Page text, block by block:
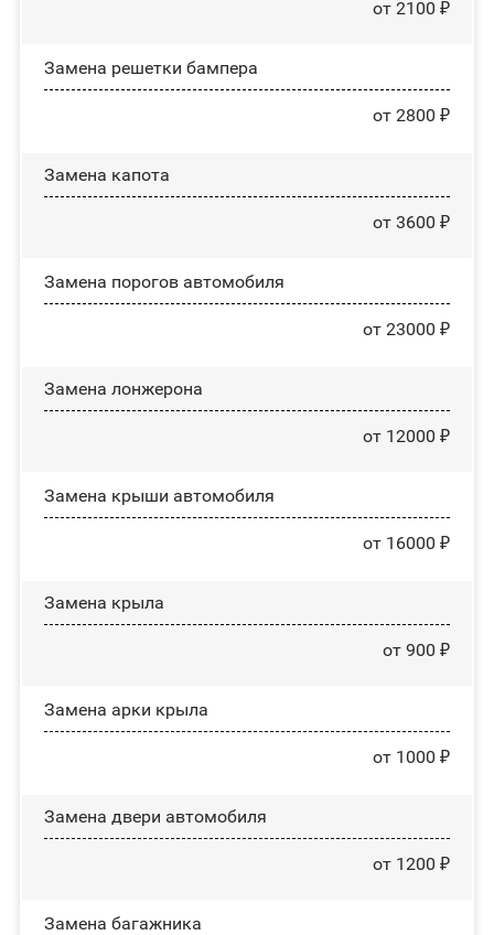
от 2100 ₽
Замена решетки бампера
от 2800 ₽
Замена капота
от 3600 ₽
Замена порогов автомобиля
от 23000 ₽
Замена лонжерона
от 12000 ₽
Замена крыши автомобиля
от 16000 ₽
Замена крыла
от 900 ₽
Замена арки крыла
от 1000 ₽
Замена двери автомобиля
от 1200 ₽
Замена багажника